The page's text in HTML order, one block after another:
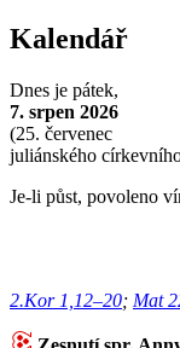
Kalendář
Dnes je pátek,
7. srpen 2026
(25. červenec
juliánského
Je-li půst, povoleno
2.Kor 1,12–20; Mat